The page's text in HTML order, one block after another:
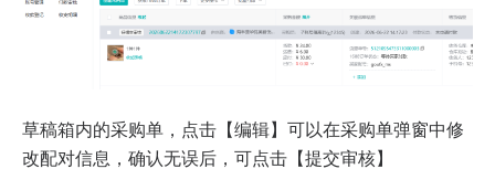
草稿箱内的采购单，点击【编辑】可以在采购单弹窗中修
改配对信息，确认无误后，可点击【提交审核】